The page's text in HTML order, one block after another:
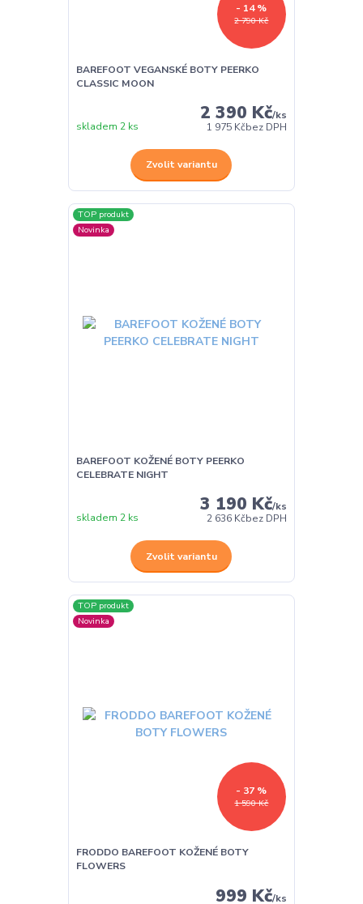
2 790 Kč
- 14 %
BAREFOOT VEGANSKÉ BOTY PEERKO
CLASSIC MOON
2 390 Kč/ks
1 975 Kčbez DPH
skladem 2 ks
Zvolit variantu
TOP produkt
Novinka
BAREFOOT KOŽENÉ BOTY PEERKO
CELEBRATE NIGHT
3 190 Kč/ks
2 636 Kčbez DPH
skladem 2 ks
Zvolit variantu
TOP produkt
Novinka
1 590 Kč
- 37 %
FRODDO BAREFOOT KOŽENÉ BOTY
FLOWERS
999 Kč/ks